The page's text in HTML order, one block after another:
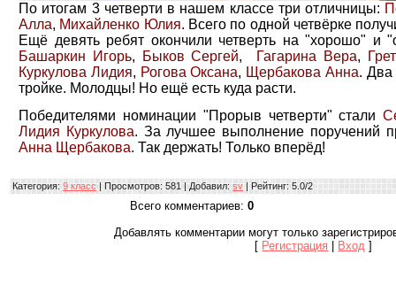
По итогам 3 четверти в нашем классе три отличницы:
Алла, Михайленко Юлия. Всего по одной четвёрке
Ещё девять ребят окончили четверть на "хорошо" и
Башаркин Игорь, Быков Сергей, Гагарина Вера,
Куркулова Лидия, Рогова Оксана, Щербакова Анна. Два
тройке. Молодцы! Но ещё есть куда расти.
Победителями номинации "Прорыв четверти" стали
Лидия Куркулова. За лучшее выполнение поручений
Анна Щербакова. Так держать! Только вперёд!
Категория: 9 класс | Просмотров: 581 | Добавил: sv | Рейтинг: 5.0/2
Всего комментариев: 0
Добавлять комментарии могут только
[ Регистрация Вход ]